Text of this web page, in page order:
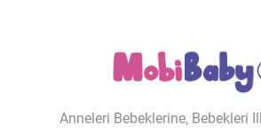
MobiBaby
Anneleri Bebeklerine, Bebekleri